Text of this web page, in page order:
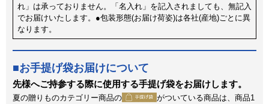
れ」は承っておりません。「名入れ」を記入されましても、無記入
でお届けいたします。●包装形態(お届け荷姿)は各社(産地)ごとに異
なります。
お手提げ袋お届けについて
先様へご持参する際に使用する手提げ袋をお届けします。
夏の贈りものカテゴリー商品の
がついている商品は、商品1